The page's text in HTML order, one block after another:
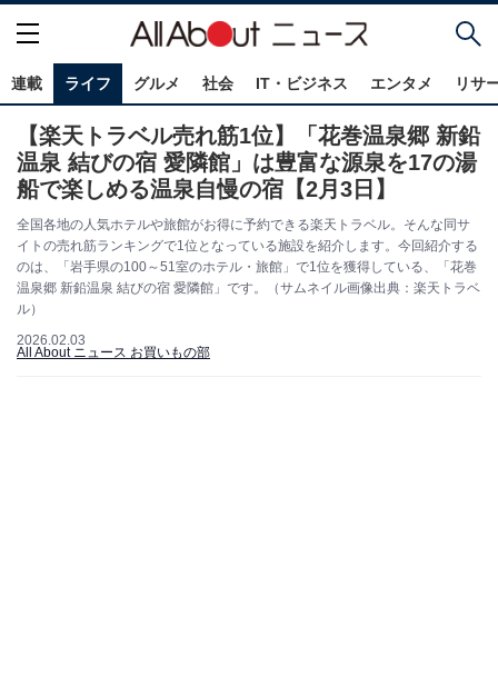
連載 ライフ グルメ 社会 IT・ビジネス エンタメ リサ
【楽天トラベル売れ筋1位】「花巻温泉郷 新鉛
温泉 結びの宿 愛隣館」は豊富な源泉を17の湯
船で楽しめる温泉自慢の宿【2月3日】
全国各地の人気ホテルや旅館がお得に予約できる楽天トラベル。そんな同サ
イトの売れ筋ランキングで1位となっている施設を紹介します。今回紹介する
のは、「岩手県の100～51室のホテル・旅館」で1位を獲得している、「花巻
温泉郷 新鉛温泉 結びの宿 愛隣館」です。（サムネイル画像出典：楽天トラベ
ル）
2026.02.03
All About ニュース お買いもの部